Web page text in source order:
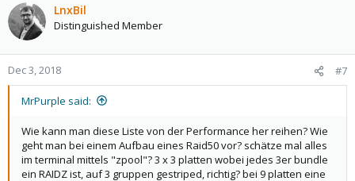
LnxBil
Distinguished Member
Dec 3, 2018 #7
MrPurple said:
Wie kann man diese Liste von der Performance her reihen? Wie
geht man bei einem Aufbau eines Raid50 vor? schätze mal alles
im terminal mittels "zpool"? 3 x 3 platten wobei jedes 3er bundle
ein RAIDZ ist, auf 3 gruppen gestriped, richtig? bei 9 platten eine